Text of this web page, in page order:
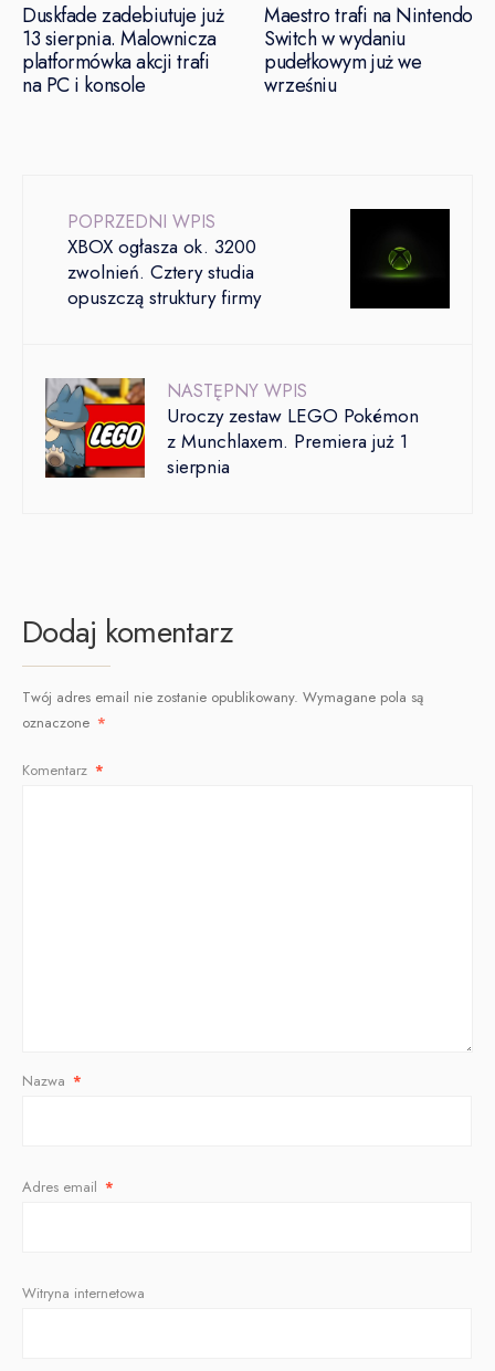
Duskfade zadebiutuje już
13 sierpnia. Malownicza
platformówka akcji trafi
na PC i konsole
Maestro trafi na Nintendo
Switch w wydaniu
pudełkowym już we
wrześniu
POPRZEDNI WPIS
XBOX ogłasza ok. 3200
zwolnień. Cztery studia
opuszczą struktury firmy
NASTĘPNY WPIS
Uroczy zestaw LEGO Pokémon
z Munchlaxem. Premiera już 1
sierpnia
Dodaj komentarz
Twój adres email nie zostanie opublikowany. Wymagane pola są
oznaczone *
Komentarz *
Nazwa *
Adres email *
Witryna internetowa